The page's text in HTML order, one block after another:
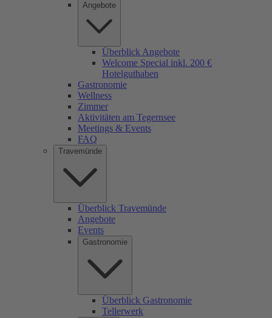
Angebote
Überblick Angebote
Welcome Special inkl. 200 €
Hotelguthaben
Gastronomie
Wellness
Zimmer
Aktivitäten am Tegernsee
Meetings & Events
FAQ
Travemünde
Überblick Travemünde
Angebote
Events
Gastronomie
Überblick Gastronomie
Tellerwerk